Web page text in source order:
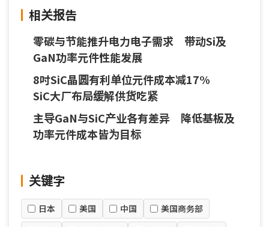
相关报告
零碳与节能推升电力电子需求 带动Si及
GaN功率元件性能发展
8吋SiC晶圆有利单位元件成本减17%
SiC大厂布局缓解供货吃紧
主导GaN与SiC产业各有差异 降低基板及
功率元件成本皆为目标
关键字
日本 美国 中国
美国商务部